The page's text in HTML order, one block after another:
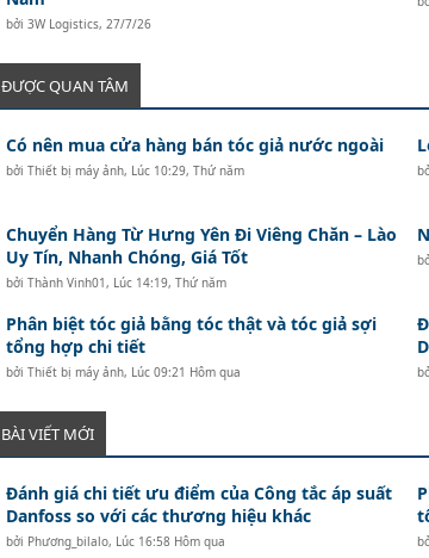
bởi 3W Logistics, 27/7/26
ĐƯỢC QUAN TÂM
Có nên mua cửa hàng bán tóc giả nước ngoài
bởi Thiết bị máy ảnh, Lúc 10:29, Thứ năm
Chuyển Hàng Từ Hưng Yên Đi Viêng Chăn – Lào
Uy Tín, Nhanh Chóng, Giá Tốt
bởi Thành Vinh01, Lúc 14:19, Thứ năm
Phân biệt tóc giả bằng tóc thật và tóc giả sợi
tổng hợp chi tiết
bởi Thiết bị máy ảnh, Lúc 09:21 Hôm qua
BÀI VIẾT MỚI
Đánh giá chi tiết ưu điểm của Công tắc áp suất
Danfoss so với các thương hiệu khác
bởi Phương_bilalo, Lúc 16:58 Hôm qua